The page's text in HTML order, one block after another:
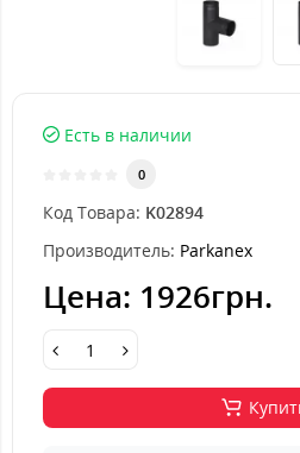
Есть в наличии
0
Код Товара: K02894
Производитель: Parkanex
Цена: 1926грн.